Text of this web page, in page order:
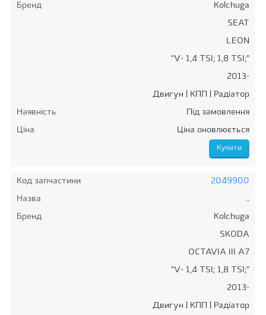
Бренд
Kolchuga
SEAT
LEON
"V- 1,4 TSI; 1,8 TSI;"
2013-
Двигун | КПП | Радіатор
Наявність
Під замовлення
Ціна
Ціна оновлюється
Код запчастини
2049900
Назва
..
Бренд
Kolchuga
SKODA
OCTAVIA III A7
"V- 1,4 TSI; 1,8 TSI;"
2013-
Двигун | КПП | Радіатор